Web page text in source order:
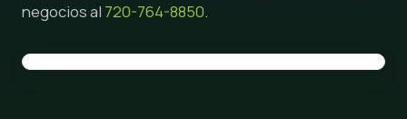
negocios al 720-764-8850.